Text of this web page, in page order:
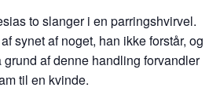
to slanger i en parringshvirvel.
synet af noget, han ikke forstår, og
af denne handling forvandler
til en kvinde.